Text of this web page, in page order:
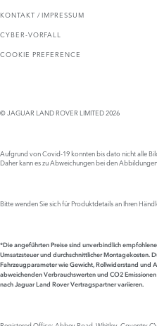
KONTAKT / IMPRESSUM
CYBER-VORFALL
COOKIE PREFERENCE
© JAGUAR LAND ROVER LIMITED 2026
Aufgrund von Covid-19 konnten bis dato nicht alle
Daher kann es zu Abweichungen bei den
Bitte wenden Sie sich für Produktdetails an Ihren
*Die angeführten Preise sind unverbindlich
Umsatzsteuer und durchschnittlicher Montagekosten.
Fahrzeugparameter wie Gewicht, Rollwiderstand und
abweichenden Verbrauchswertenund CO2
nach Jaguar Land Rover Vertragspartner variieren.